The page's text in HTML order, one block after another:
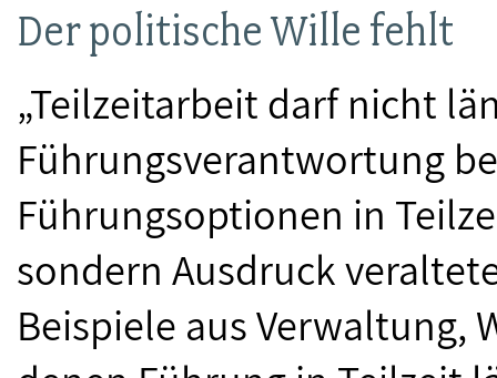
Der politische Wille fehlt
„Teilzeitarbeit darf nicht
Führungsverantwortung
Führungsoptionen in
sondern Ausdruck
Beispiele aus Verwaltung,